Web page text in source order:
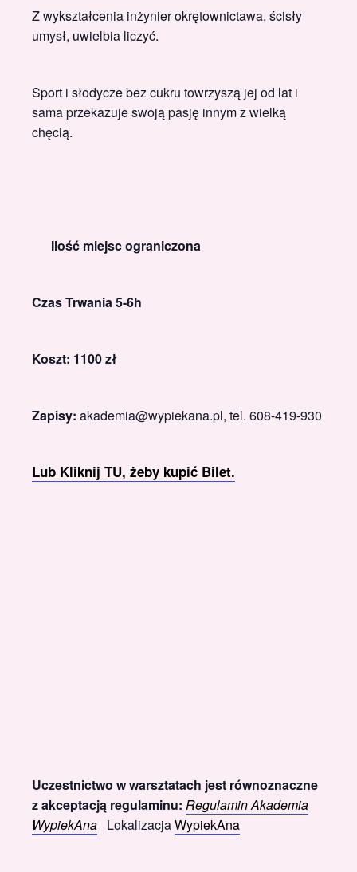
Z wykształcenia inżynier okrętownictawa, ścisły
umysł, uwielbia liczyć.
Sport i słodycze bez cukru towrzyszą jej od lat i
sama przekazuje swoją pasję innym z wielką
chęcią.
Ilość miejsc ograniczona
Czas Trwania 5-6h
Koszt: 1100 zł
Zapisy: akademia@wypiekana.pl, tel. 608-419-930
Lub Kliknij TU, żeby kupić Bilet.
Uczestnictwo w warsztatach jest równoznaczne
z akceptacją regulaminu: Regulamin Akademia
WypiekAna LokalizacjaWypiekAna